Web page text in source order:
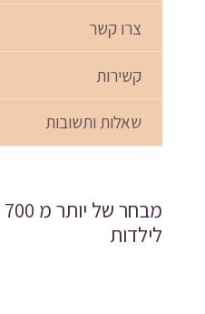
צרו קשר
קשירות
שאלות ותשובות
לילדות